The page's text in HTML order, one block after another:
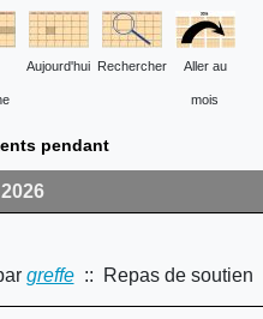
Aujourd'hui Rechercher Aller au
mois
pendant
2026
greffe:: Repas de soutien